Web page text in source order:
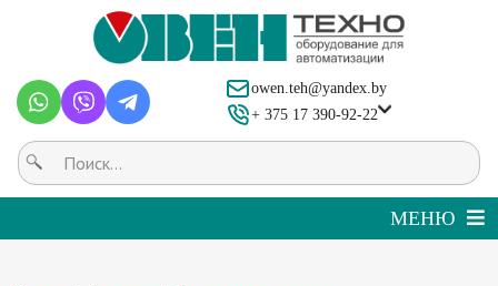
owen.teh@yandex.by
+ 375 17 390-92-22